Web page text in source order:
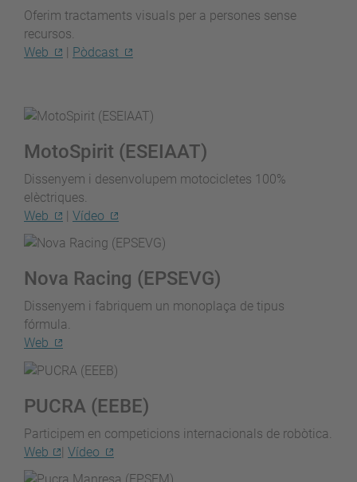
Oferim tractaments visuals per a persones sense
recursos.
Web
| Pòdcast
MotoSpirit (ESEIAAT)
Dissenyem i desenvolupem motocicletes 100%
elèctriques.
Web
| Vídeo
Nova Racing (EPSEVG)
Dissenyem i fabriquem un monoplaça de tipus
fórmula.
Web
PUCRA (EEBE)
Participem en competicions internacionals de robòtica.
Web
| Vídeo